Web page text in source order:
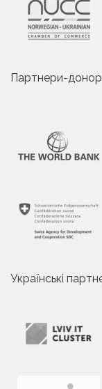
Партнери-
Українські